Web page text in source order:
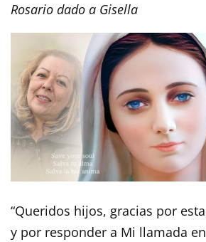
Rosario dado a Gisella
“Queridos hijos, gracias por
y por responder a Mi llamada